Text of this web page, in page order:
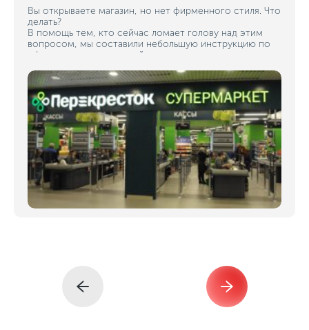
Вы открываете магазин, но нет фирменного стиля. Что
делать?
В помощь тем, кто сейчас ломает голову над этим
вопросом, мы составили небольшую инструкцию по
оформлению магазинной вывески.